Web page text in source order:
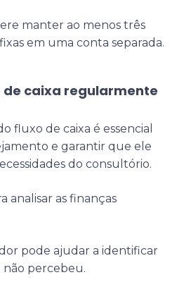
manter ao menos três
em uma conta separada.
de caixa regularmente
fluxo de caixa é essencial
e garantir que ele
do consultório.
analisar as finanças
pode ajudar a identificar
não percebeu.